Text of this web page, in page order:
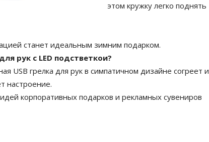
этом кружку легко поднять
станет идеальным зимним подарком.
рук с LED подстветкои?
USB грелка для рук в симпатичном дизайне согреет и
настроение.
корпоративных подарков и рекламных сувениров